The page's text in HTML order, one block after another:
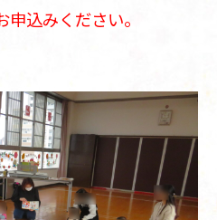
込みください。